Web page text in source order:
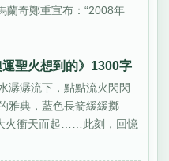
蘭奇鄭重宣布：“2008年
聖火想到的》1300字
潺潺流下，點點流火閃閃
雅典，藍色長箭緩緩擲
火衝天而起……此刻，回憶